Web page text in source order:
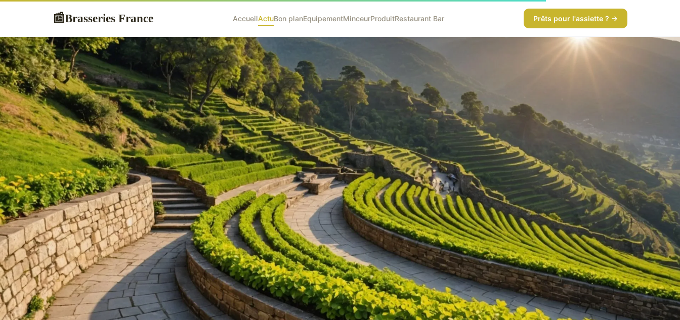
📰Brasseries France AccueilActuBon planEquipementMinceurProduitRestaurant Bar Prêts pour l'assiette ? →